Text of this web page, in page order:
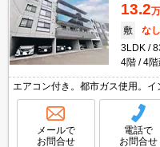
13.2
敷
なし
3LDK
4階
4
エアコン付き。都市ガス使用。イ
オートロック。エレベーターあ
ン。追焚。シャワー付トイレ。
メールで
お問合せ
電話で
お問合せ